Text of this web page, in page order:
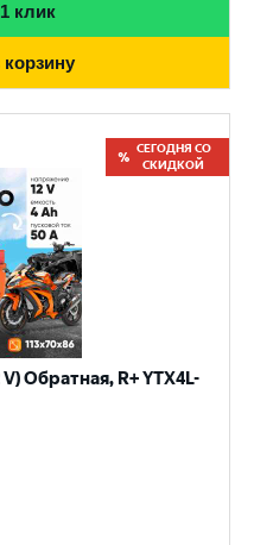
клик
СЕГОДНЯ СО
СКИДКОЙ
Обратная, R+ YTX4L-